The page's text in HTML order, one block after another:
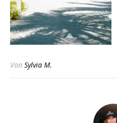
Von Sylvia M.